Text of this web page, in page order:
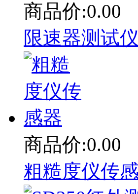
商品价:0.00
限速器测试仪
商品价:0.00
粗糙度仪传